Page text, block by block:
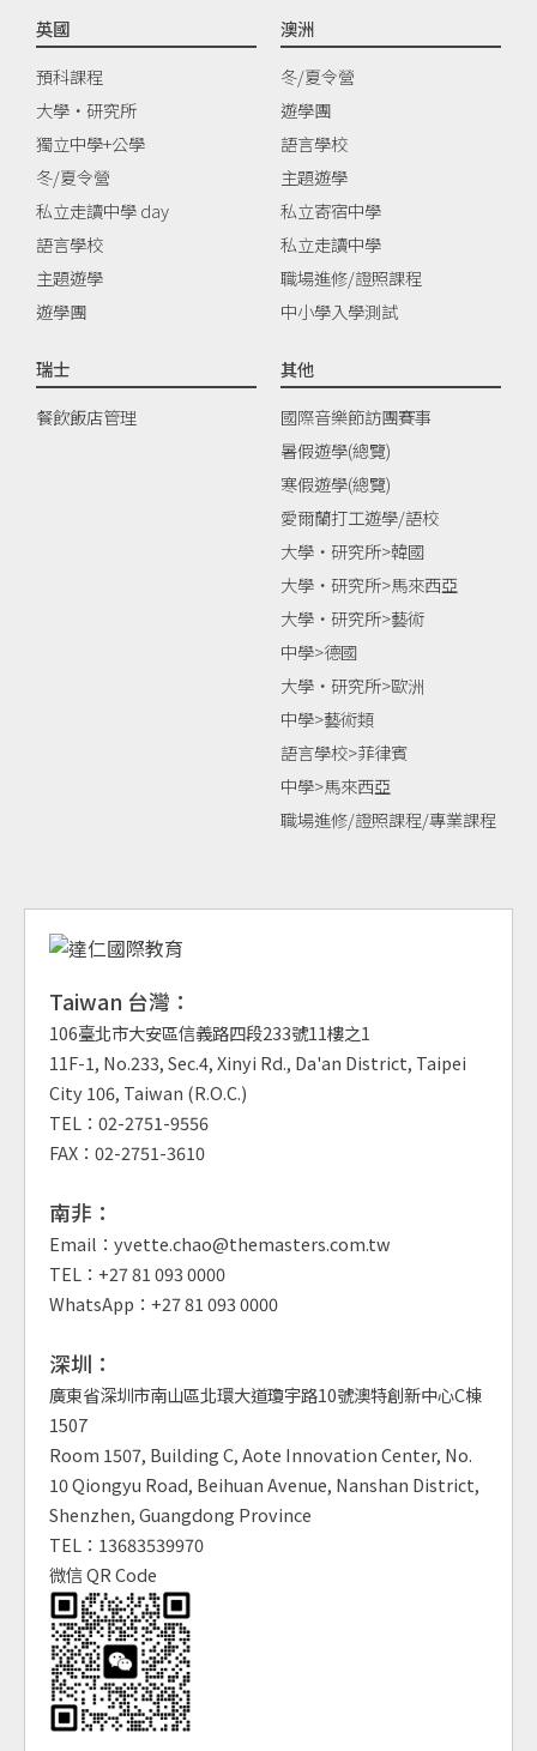
英國
預科課程
大學‧研究所
獨立中學+公學
冬/夏令營
私立走讀中學 day
語言學校
主題遊學
遊學團
澳洲
冬/夏令營
遊學團
語言學校
主題遊學
私立寄宿中學
私立走讀中學
職場進修/證照課程
中小學入學測試
瑞士
餐飲飯店管理
其他
國際音樂節訪團賽事
暑假遊學(總覽)
寒假遊學(總覽)
愛爾蘭打工遊學/語校
大學‧研究所>韓國
大學‧研究所>馬來西亞
大學‧研究所>藝術
中學>德國
大學‧研究所>歐洲
中學>藝術類
語言學校>菲律賓
中學>馬來西亞
職場進修/證照課程/專業課程
Taiwan 台灣：
106臺北市大安區信義路四段233號11樓之1
11F-1, No.233, Sec.4, Xinyi Rd., Da'an District, Taipei
City 106, Taiwan (R.O.C.)
TEL：02-2751-9556
FAX：02-2751-3610
南非：
Email：yvette.chao@themasters.com.tw
TEL：+27 81 093 0000
WhatsApp：+27 81 093 0000
深圳：
廣東省深圳市南山區北環大道瓊宇路10號澳特創新中心C棟
1507
Room 1507, Building C, Aote Innovation Center, No.
10 Qiongyu Road, Beihuan Avenue, Nanshan District,
Shenzhen, Guangdong Province
TEL：13683539970
微信 QR Code